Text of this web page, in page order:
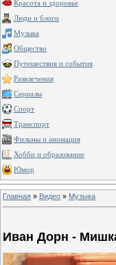
Красота и здоровье
Люди и блоги
Музыка
Общество
Путешествия и события
Развлечения
Сериалы
Спорт
Транспорт
Фильмы и анимация
Хобби и образование
Юмор
Главная » Видео » Музыка
Иван Дорн -